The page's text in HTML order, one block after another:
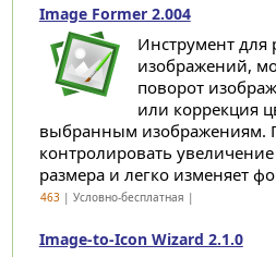
Image Former 2.004
Инструмент для
изображений,
поворот
или коррекция
выбранным изображениям.
контролировать
размера и легко изменяет
463| Условно-бесплатная |
Image-to-Icon Wizard 2.1.0